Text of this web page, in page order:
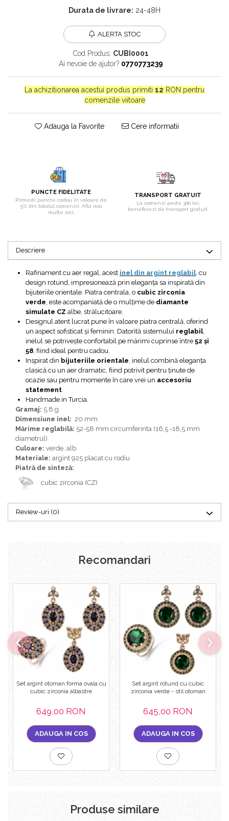
Bijuterii piatra soarelui
Bijuterii smarald
Bijuterii sodalit
Bijuterii spinel
Bijuterii tanzanit
Bijuterii turcoaz
Bijuterii morganit
Durata de livrare: 24-48H
ALERTA STOC
Cod Produs: CUBI0001
Ai nevoie de ajutor? 0770773239
La achizitionarea acestui produs primiti 12 RON pentru
comenzile viitoare
Adauga la Favorite Cere informatii
PUNCTE FIDELITATE
Primesti puncte cadou în valoare de
5% din totalul comenzii. Afla mai
multe aici.
TRANSPORT GRATUIT
La comenzi peste 300 lei,
beneficiezi de transport gratuit.
Descriere
Rafinament cu aer regal, acest inel din argint reglabil, cu
design rotund, impresionează prin eleganța sa inspirată din
bijuteriile orientale. Piatra centrala, o cubic zirconia
verde , este acompaniată de o mulțime de diamante
simulate CZ albe, strălucitoare.
Designul atent lucrat pune în valoare piatra centrală, oferind
un aspect sofisticat și feminin. Datorită sistemului reglabil,
inelul se potrivește confortabil pe mărimi cuprinse între 52 și
58 , fiind ideal pentru cadou.
Inspirat din bijuteriile orientale , inelul combină eleganța
clasică cu un aer dramatic, fiind potrivit pentru ținute de
ocazie sau pentru momente în care vrei un accesoriu
statement
Handmade in Turcia.
Gramaj: 5,8 g
Dimensiune inel: 20 mm
Mărime reglabilă: 52-58 mm circumferinta (16,5 -18,5 mm
diametrul)
Culoare: verde, alb
Materiale: argint 925 placat cu rodiu
Piatră de sinteză:
cubic zirconia (CZ)
Review-uri (0)
Recomandari
Set argint otoman forma ovala cu
cubic zirconia albastre
649,00 RON
ADAUGA IN COS
Set argint rotund cu cubic
zirconia verde - stil otoman
645,00 RON
ADAUGA IN COS
Produse similare